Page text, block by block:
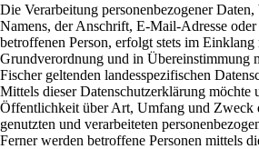
Die Verarbeitung personenbezogener Daten,
Namens, der Anschrift, E-Mail-Adresse
betroffenen Person, erfolgt stets im
Grundverordnung und in Übereinstimmung
Fischer geltenden landesspezifischen
Mittels dieser Datenschutzerklärung möchte
Öffentlichkeit über Art, Umfang und Zweck
genutzten und verarbeiteten
Ferner werden betroffene Personen mittels